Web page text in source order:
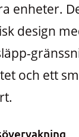
enheter.
design
och ett